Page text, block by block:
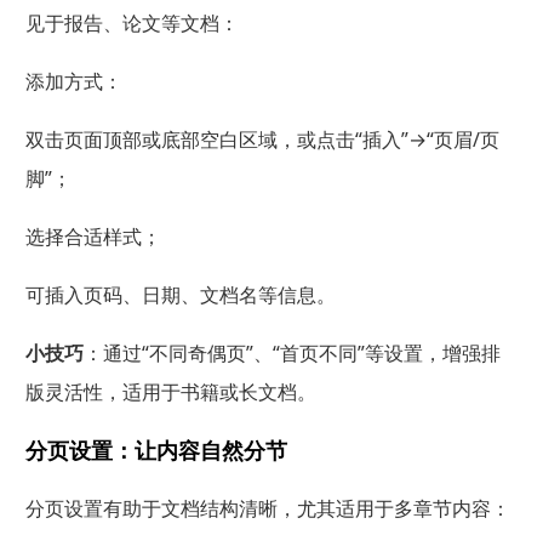
见于报告、论文等文档：
添加方式：
双击页面顶部或底部空白区域，或点击“插入”→“页眉/页
脚”；
选择合适样式；
可插入页码、日期、文档名等信息。
小技巧：通过“不同奇偶页”、“首页不同”等设置，增强排
版灵活性，适用于书籍或长文档。
分页设置：让内容自然分节
分页设置有助于文档结构清晰，尤其适用于多章节内容：